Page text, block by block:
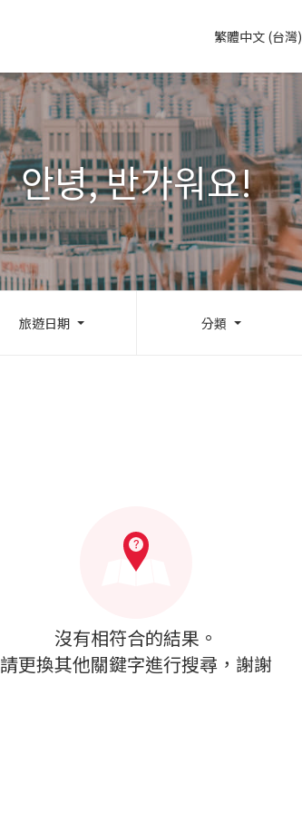
繁體中文 (台灣)
안녕, 반가워요!
旅遊日期 分類
沒有相符合的結果。
請更換其他關鍵字進行搜尋，謝謝